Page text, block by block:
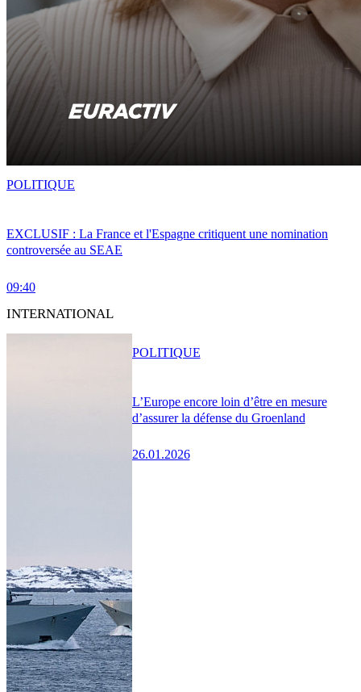
EXCLUSIF : La France et l'Espagne critiquent une nomination
controversée au SEAE
09:40
POLITIQUE
INTERNATIONAL
L’Europe encore loin d’être en mesure
d’assurer la défense du Groenland
26.01.2026
POLITIQUE